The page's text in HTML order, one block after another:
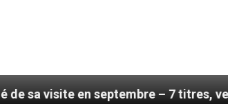
– 7 titres, vendredi 7 août